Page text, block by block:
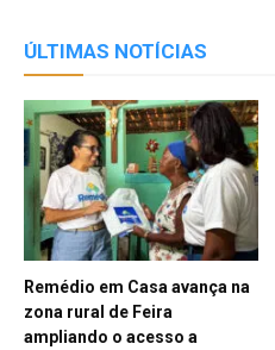
ÚLTIMAS NOTÍCIAS
Remédio em Casa avança na
zona rural de Feira
ampliando o acesso a